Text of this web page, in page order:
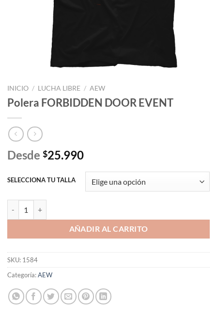
INICIO / LUCHA LIBRE / AEW
Polera FORBIDDEN DOOR EVENT
Desde $25.990
SELECCIONA TU TALLA
AÑADIR AL CARRITO
SKU: 1584
Categoría:AEW